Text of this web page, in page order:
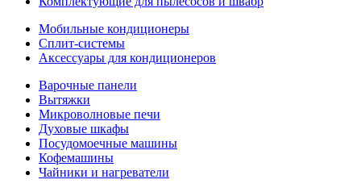
Мобильные кондиционеры
Сплит-системы
Аксессуары для кондиционеров
Варочные панели
Вытяжки
Микроволновые печи
Духовые шкафы
Посудомоечные машины
Кофемашины
Чайники и нагреватели